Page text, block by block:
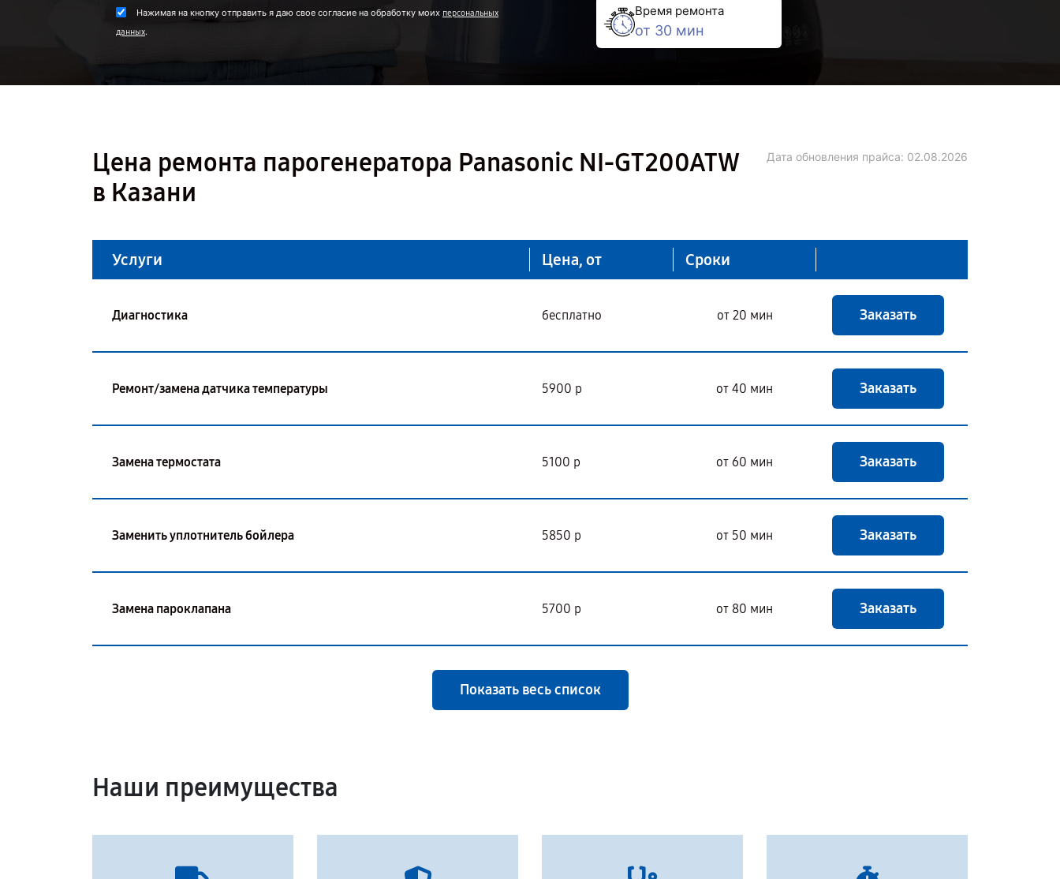
Нажимая на кнопку отправить я даю свое согласие на обработку моих персональных
данных.
Время ремонта
от 30 мин
Цена ремонта парогенератора Panasonic NI-GT200ATW
в Казани
Дата обновления прайса: 02.08.2026
Услуги Цена, от Сроки
Диагностика бесплатно от 20 мин Заказать
Ремонт/замена датчика температуры 5900 р от 40 мин Заказать
Замена термостата 5100 р от 60 мин Заказать
Заменить уплотнитель бойлера 5850 р от 50 мин Заказать
Замена пароклапана 5700 р от 80 мин Заказать
Показать весь список
Наши преимущества